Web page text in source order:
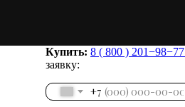
Купить: 8 ( 800 ) 201−98−77
заявку:
+7